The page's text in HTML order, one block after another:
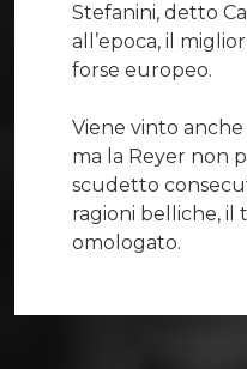
Stefanini, detto
all’epoca, il
forse europeo.
Viene vinto
ma la Reyer non
scudetto
ragioni belliche, il
omologato.